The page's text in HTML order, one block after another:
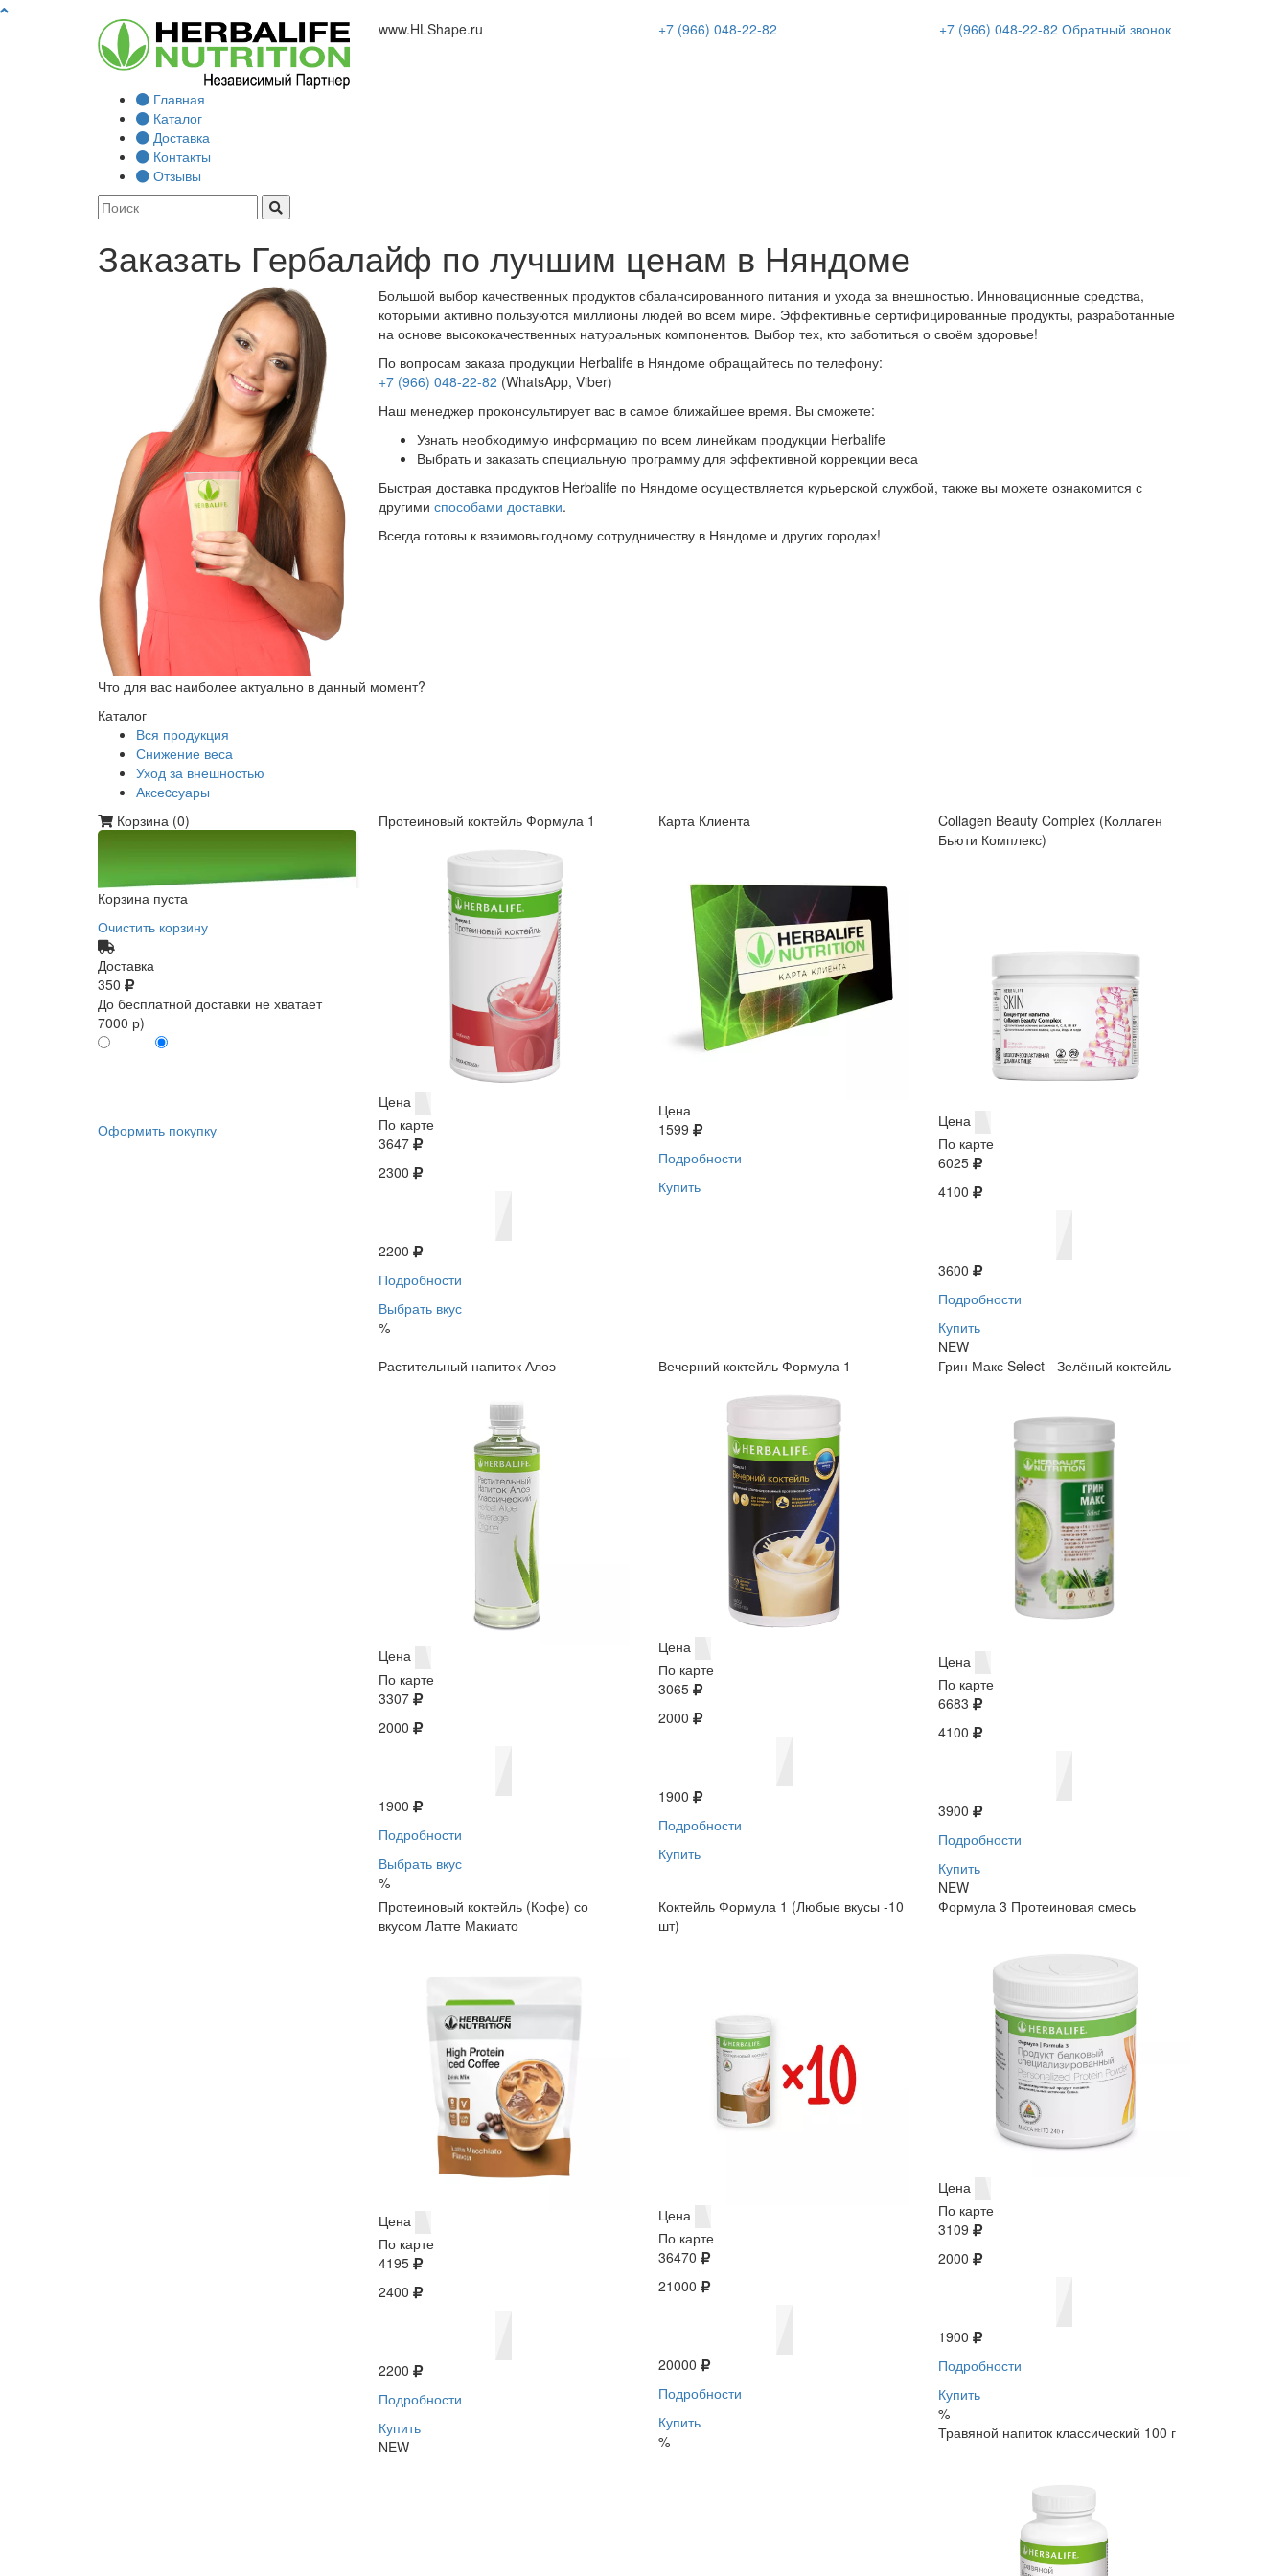
www.HLShape.ru +7 (966) 048-22-82 +7 (966) 048-22-82 Обратный звонок
Главная
Каталог
Доставка
Контакты
Отзывы
Заказать Гербалайф по лучшим ценам в Няндоме
Большой выбор качественных продуктов сбалансированного питания и ухода за внешностью. Инновационные средства,
которыми активно пользуются миллионы людей во всем мире. Эффективные сертифицированные продукты, разработанные
на основе высококачественных натуральных компонентов. Выбор тех, кто заботиться о своём здоровье!
По вопросам заказа продукции Herbalife в Няндоме обращайтесь по телефону:
+7 (966) 048-22-82 (WhatsApp, Viber)
Наш менеджер проконсультирует вас в самое ближайшее время. Вы сможете:
Узнать необходимую информацию по всем линейкам продукции Herbalife
Выбрать и заказать специальную программу для эффективной коррекции веса
Быстрая доставка продуктов Herbalife по Няндоме осуществляется курьерской службой, также вы можете ознакомится с
другими способами доставки.
Всегда готовы к взаимовыгодному сотрудничеству в Няндоме и других городах!
Что для вас наиболее актуально в данный момент?
Каталог
Вся продукция
Снижение веса
Уход за внешностью
Аксеcсуары
Корзина (0)
Корзина пуста
Очистить корзину
Доставка
350
До бесплатной доставки не хватает
7000 р)
Оформить покупку
Протеиновый коктейль Формула 1
Цена
По карте
3647
2300
2200
Подробности
Выбрать вкус
%
Карта Клиента
Цена
1599
Подробности
Купить
Collagen Beauty Complex (Коллаген
Бьюти Комплекс)
Цена
По карте
6025
4100
3600
Подробности
Купить
NEW
Растительный напиток Алоэ
Цена
По карте
3307
2000
1900
Подробности
Выбрать вкус
%
Вечерний коктейль Формула 1
Цена
По карте
3065
2000
1900
Подробности
Купить
Грин Макс Select - Зелёный коктейль
Цена
По карте
6683
4100
3900
Подробности
Купить
NEW
Протеиновый коктейль (Кофе) со
вкусом Латте Макиато
Цена
По карте
4195
2400
2200
Подробности
Купить
NEW
Коктейль Формула 1 (Любые вкусы -10
шт)
Цена
По карте
36470
21000
20000
Подробности
Купить
%
Формула 3 Протеиновая смесь
Цена
По карте
3109
2000
1900
Подробности
Купить
%
Травяной напиток классический 100 г